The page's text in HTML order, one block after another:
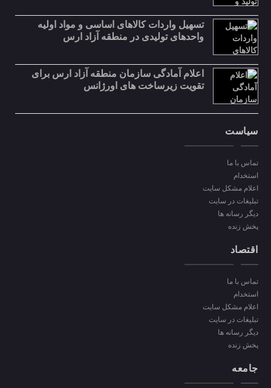
تسهیل واردات کالاهای اساسی و مواد اولیه
واحدهای تولیدی در منطقه آزاد ارس
اعلام آمادگی سازمان منطقه آزاد ارس برای
تقویت زیرساخت‌ های اورژانس
سیاست
تماس با ما
استخدام
اعلام مشکل سایت
تبلیغات در سایت
دیگر رسانه ها
پخش زنده
اقتصاد
تماس با ما
استخدام
اعلام مشکل سایت
تبلیغات در سایت
دیگر رسانه ها
پخش زنده
جامعه